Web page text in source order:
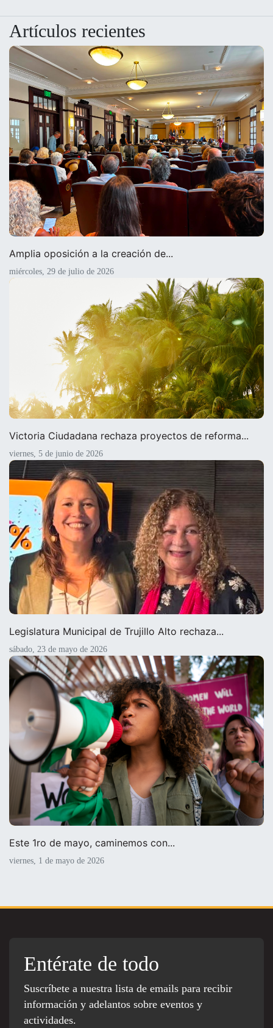
Artículos recientes
Amplia oposición a la creación de...
miércoles, 29 de julio de 2026
Victoria Ciudadana rechaza proyectos de reforma...
viernes, 5 de junio de 2026
Legislatura Municipal de Trujillo Alto rechaza...
sábado, 23 de mayo de 2026
Este 1ro de mayo, caminemos con...
viernes, 1 de mayo de 2026
Entérate de todo
Suscríbete a nuestra lista de emails para recibir
información y adelantos sobre eventos y
actividades.